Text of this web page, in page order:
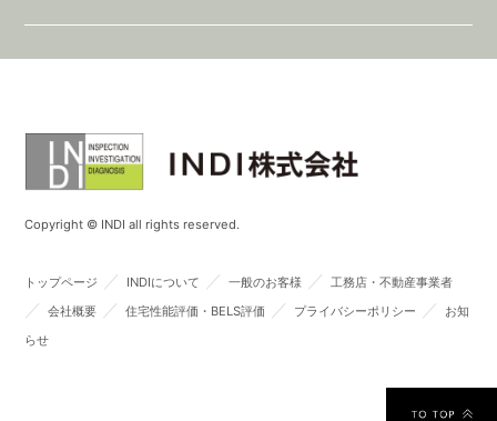
Copyright © INDI all rights reserved.
トップページ ／ INDIについて ／ 一般のお客様 ／ 工務店・不動産事業者
／ 会社概要 ／ 住宅性能評価・BELS評価 ／ プライバシーポリシー ／
お知
らせ